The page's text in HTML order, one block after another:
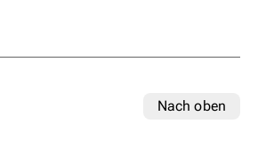
Nach oben